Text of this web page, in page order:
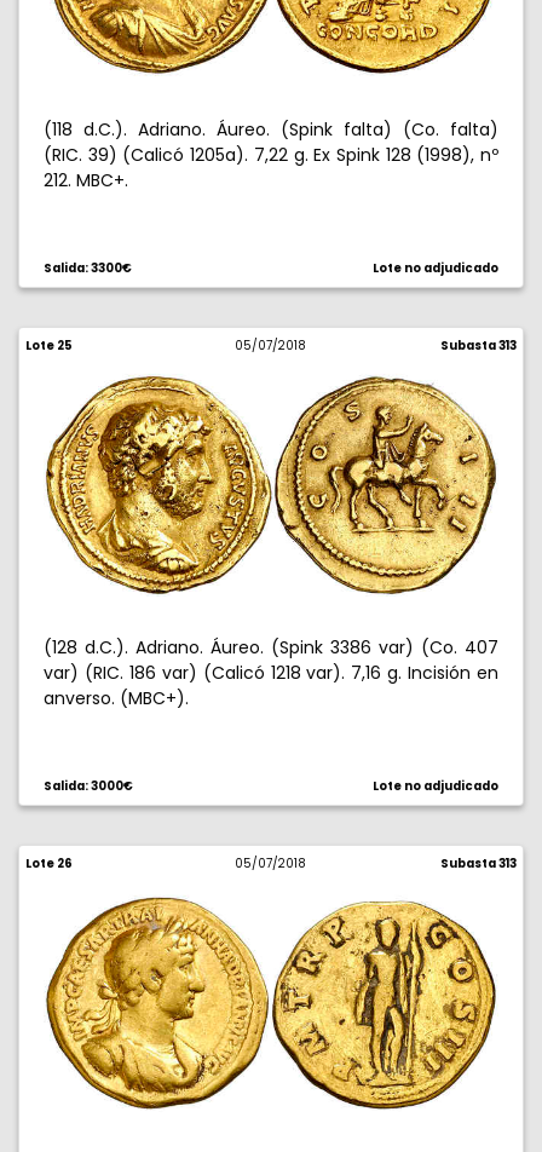
(118 d.C.). Adriano. Áureo. (Spink falta) (Co. falta)
(RIC. 39) (Calicó 1205a). 7,22 g. Ex Spink 128 (1998), nº
212. MBC+.
Salida: 3300€ Lote no adjudicado
Lote 25 05/07/2018 Subasta 313
(128 d.C.). Adriano. Áureo. (Spink 3386 var) (Co. 407
var) (RIC. 186 var) (Calicó 1218 var). 7,16 g. Incisión en
anverso. (MBC+).
Salida: 3000€ Lote no adjudicado
Lote 26 05/07/2018 Subasta 313